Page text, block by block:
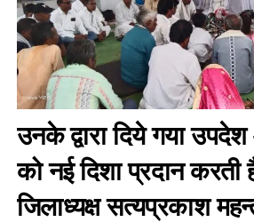
उनके द्वारा दिये गया
को नई दिशा प्रदान
जिलाध्यक्ष सत्यप्रकाश